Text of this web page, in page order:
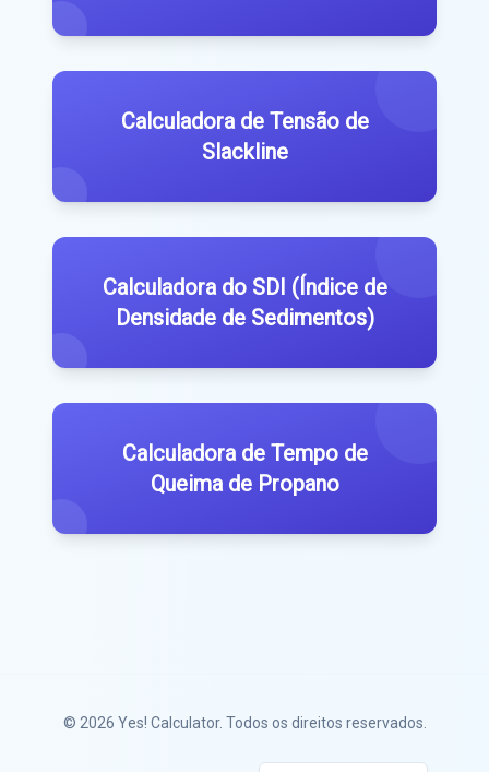
Calculadora de Tensão de
Slackline
Calculadora do SDI (Índice de
Densidade de Sedimentos)
Calculadora de Tempo de
Queima de Propano
© 2026 Yes! Calculator. Todos os direitos reservados.